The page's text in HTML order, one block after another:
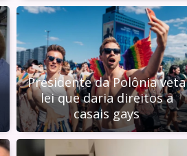
Presidente da Polônia veta
lei que daria direitos a
casais gays